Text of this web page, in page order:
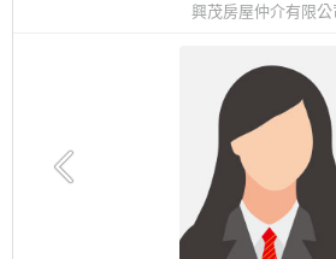
興茂房屋仲介有限公